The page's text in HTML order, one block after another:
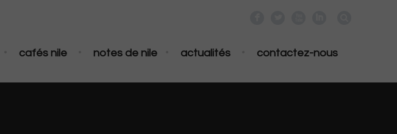
cafés nile notes de nile actualités contactez-nous